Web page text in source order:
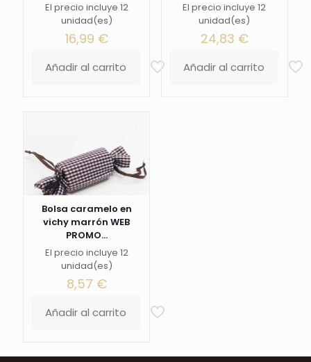
El precio incluye 12
unidad(es)
16,99 €
Añadir al carrito
El precio incluye 12
unidad(es)
24,83 €
Añadir al carrito
Bolsa caramelo en
vichy marrón WEB
PROMO...
El precio incluye 12
unidad(es)
8,57 €
Añadir al carrito